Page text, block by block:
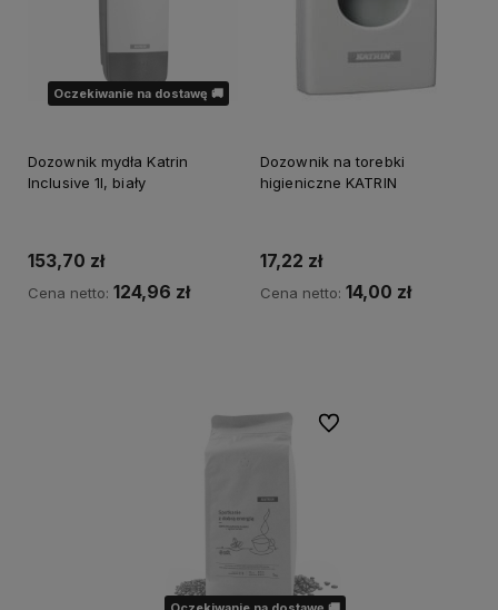
Oczekiwanie na dostawę 🚚
Dozownik mydła Katrin
Inclusive 1l, biały
153,70 zł
Cena netto: 124,96 zł
Dozownik na torebki
higieniczne KATRIN
17,22 zł
Cena netto: 14,00 zł
Do ulubionych